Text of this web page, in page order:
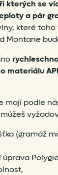
kterých se
a pár
které
Montane
materiálu
mají podle
(gramáž